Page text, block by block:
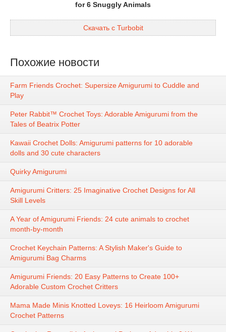
for 6 Snuggly Animals
Скачать с Turbobit
Похожие новости
Farm Friends Crochet: Supersize Amigurumi to Cuddle and
Play
Peter Rabbit™ Crochet Toys: Adorable Amigurumi from the
Tales of Beatrix Potter
Kawaii Crochet Dolls: Amigurumi patterns for 10 adorable
dolls and 30 cute characters
Quirky Amigurumi
Amigurumi Critters: 25 Imaginative Crochet Designs for All
Skill Levels
A Year of Amigurumi Friends: 24 cute animals to crochet
month-by-month
Crochet Keychain Patterns: A Stylish Maker's Guide to
Amigurumi Bag Charms
Amigurumi Friends: 20 Easy Patterns to Create 100+
Adorable Custom Crochet Critters
Mama Made Minis Knotted Loveys: 16 Heirloom Amigurumi
Crochet Patterns